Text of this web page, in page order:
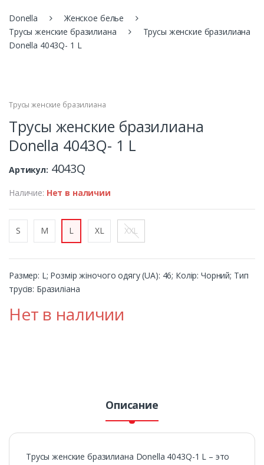
Donella
Женское белье
Трусы женские бразилиана
Трусы женские бразилиана
Donella 4043Q- 1 L
Трусы женские бразилиана
Трусы женские бразилиана
Donella 4043Q- 1 L
Артикул: 4043Q
Наличие: Нет в наличии
S M L XL XXL
Размер: L; Розмір жіночого одягу (UA): 46; Колір: Чорний; Тип
трусів: Бразиліана
Нет в наличии
Описание
Трусы женские бразилиана Donella 4043Q-1 L – это